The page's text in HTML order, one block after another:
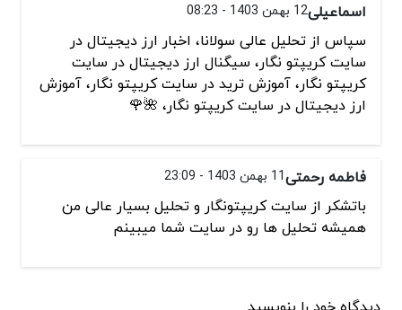
اسماعیلی12 بهمن 1403 - 08:23
سپاس از تحلیل عالی سولانا، اخبار ارز دیجیتال در
سایت کریپتو نگار، سیگنال ارز دیجیتال در سایت
کریپتو نگار، آموزش ترید در سایت کریپتو نگار، آموزش
ارز دیجیتال در سایت کریپتو نگار، 🌺🌹
فاطمه رحمتی11 بهمن 1403 - 23:09
باتشکر از سایت کریپتونگار و تحلیل بسیار عالی من
همیشه تحلیل ها رو در سایت شما میبینم